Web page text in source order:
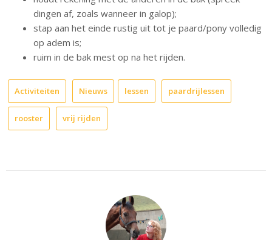
dingen af, zoals wanneer in galop);
stap aan het einde rustig uit tot je paard/pony volledig
op adem is;
ruim in de bak mest op na het rijden.
Activiteiten Nieuws lessen paardrijlessen
rooster vrij rijden